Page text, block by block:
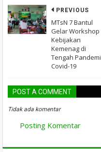
PREVIOUS
MTsN 7 Bantul
Gelar Workshop
Kebijakan
Kemenag di
Tengah Pandemi
Covid-19
POST A COMMENT
Tidak ada komentar
Posting Komentar